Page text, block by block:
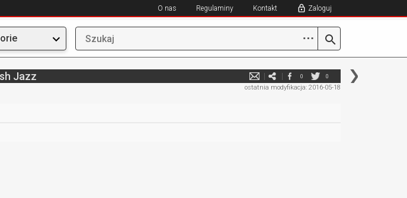
O nas Regulaminy Kontakt Zaloguj
⋯
Jazz 0 0
ostatnia modyfikacja: 2016-05-18